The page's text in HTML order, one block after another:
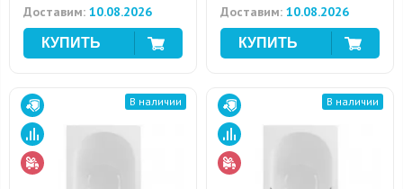
Доставим: 10.08.2026
Доставим: 10.08.2026
В наличии В наличии